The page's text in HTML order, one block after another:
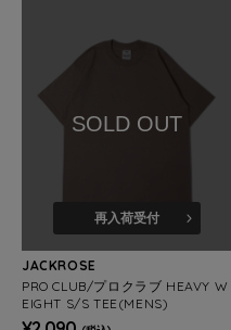
SOLD OUT
再入荷受付
JACKROSE
PRO CLUB/プロクラブ HEAVY W
EIGHT S/S TEE(MENS)